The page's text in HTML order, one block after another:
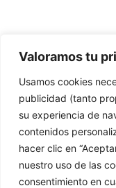
Valoramos tu
Usamos cookies
publicidad (tanto
su experiencia de
contenidos
hacer clic en
nuestro uso de las
consentimiento en
· Política de Privacidad
· Política de Cookies
· Política de Envíos y